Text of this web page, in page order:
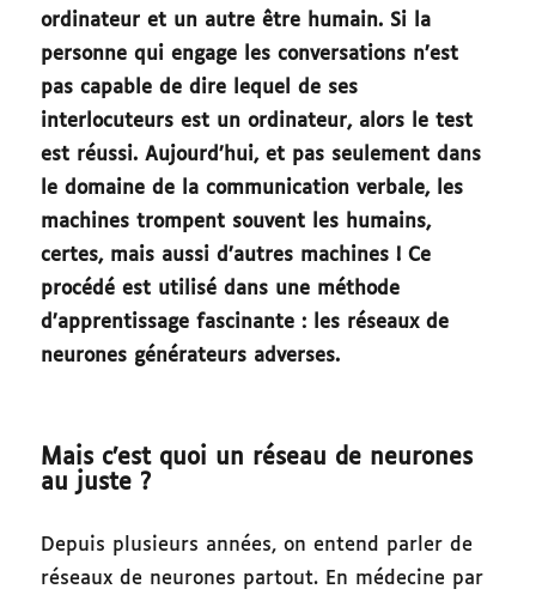
ordinateur et un autre être humain. Si la
personne qui engage les conversations n’est
pas capable de dire lequel de ses
interlocuteurs est un ordinateur, alors le test
est réussi. Aujourd’hui, et pas seulement dans
le domaine de la communication verbale, les
machines trompent souvent les humains,
certes, mais aussi d’autres machines ! Ce
procédé est utilisé dans une méthode
d’apprentissage fascinante : les réseaux de
neurones générateurs adverses.
Mais c’est quoi un réseau de neurones
au juste ?
Depuis plusieurs années, on entend parler de
réseaux de neurones partout. En médecine par